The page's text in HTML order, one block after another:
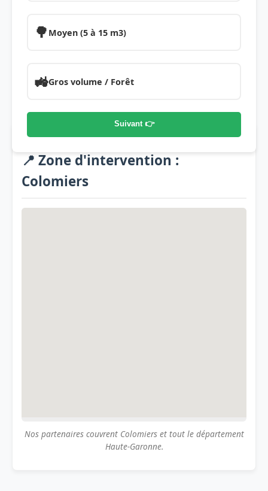
🌳 Moyen (5 à 15 m3)
🚜Gros volume / Forêt
Suivant 👉
📍 Zone d'intervention :
Colomiers
Nos partenaires couvrent Colomiers et tout le département
Haute-Garonne.